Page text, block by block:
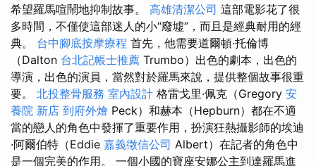
希望羅馬喧鬧地抑制故事。 高雄清潔公司 這部電影花了很
多時間，不僅使這部迷人的小“廢墟”，而且是經典耐用的經
典。 台中腳底按摩療程 首先，他需要道爾頓·托倫博
（Dalton 台北記帳士推薦 Trumbo）出色的劇本，出色的
導演，出色的演員，當然對於羅馬來說，提供整個故事很重
要。 北投整骨服務 室內設計 格雷戈里·佩克（Gregory 安
養院 新店 到府外燴 Peck）和赫本（Hepburn）都在不適
當的戀人的角色中發揮了重要作用，扮演狂熱攝影師的埃迪
·阿爾伯特（Eddie 嘉義徵信公司 Albert）在記者的角色中
是一個完美的作用。 一個小國的寶座安娜公主到達羅馬進